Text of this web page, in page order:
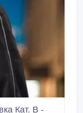
Кат. В -